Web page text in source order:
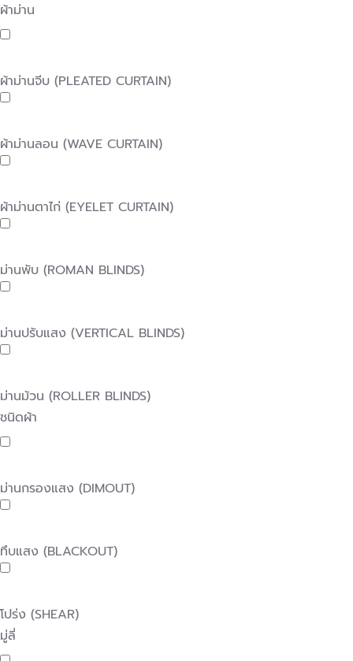
ผ้าม่าน
ผ้าม่านจีบ (PLEATED CURTAIN)
ผ้าม่านลอน (WAVE CURTAIN)
ผ้าม่านตาไก่ (EYELET CURTAIN)
ม่านพับ (ROMAN BLINDS)
ม่านปรับแสง (VERTICAL BLINDS)
ม่านม้วน (ROLLER BLINDS)
ชนิดผ้า
ม่านกรองแสง (DIMOUT)
ทึบแสง (BLACKOUT)
โปร่ง (SHEAR)
มู่ลี่